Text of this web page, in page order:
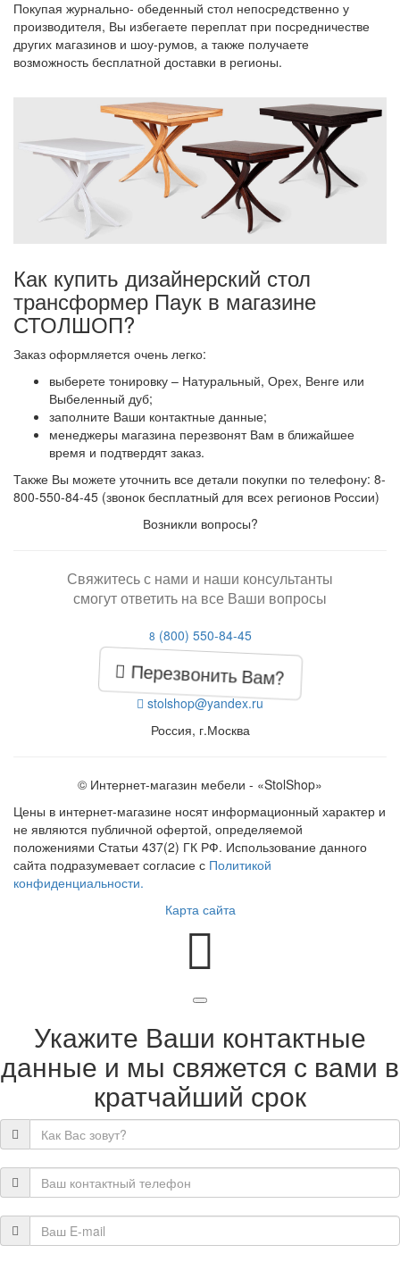
Покупая журнально- обеденный стол непосредственно у
производителя, Вы избегаете переплат при посредничестве
других магазинов и шоу-румов, а также получаете
возможность бесплатной доставки в регионы.
Как купить дизайнерский стол
трансформер Паук в магазине
СТОЛШОП?
Заказ оформляется очень легко:
выберете тонировку – Натуральный, Орех, Венге или
Выбеленный дуб;
заполните Ваши контактные данные;
менеджеры магазина перезвонят Вам в ближайшее
время и подтвердят заказ.
Также Вы можете уточнить все детали покупки по телефону: 8-
800-550-84-45 (звонок бесплатный для всех регионов России)
Возникли вопросы?
Свяжитесь с нами и наши консультанты
смогут ответить на все Ваши вопросы
8 (800) 550-84-45
Перезвонить Вам?
stolshop@yandex.ru
Россия, г.Москва
© Интернет-магазин мебели - «StolShop»
Цены в интернет-магазине носят информационный характер и
не являются публичной офертой, определяемой
положениями Статьи 437(2) ГК РФ. Использование данного
сайта подразумевает согласие с Политикой
конфиденциальности.
Карта сайта
Укажите Ваши контактные
данные и мы свяжется с вами в
кратчайший срок